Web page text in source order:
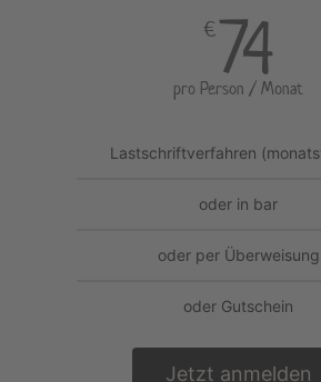
€74
pro Person / Monat
Lastschriftverfahren
oder in bar
oder per Überweisung
oder Gutschein
Jetzt anmelden